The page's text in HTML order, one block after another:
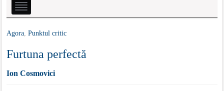
Agora ,Punktul critic
Furtuna perfectă
Ion Cosmovici